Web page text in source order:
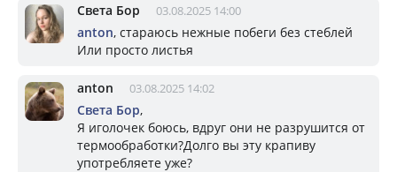
Света Бор 03.08.2025 14:00
anton, стараюсь нежные побеги без стеблей
Или просто листья
anton 03.08.2025 14:02
Света Бор,
Я иголочек боюсь, вдруг они не разрушится от
термообработки?Долго вы эту крапиву
употребляете уже?